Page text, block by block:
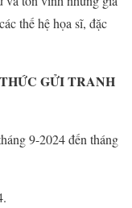
thế hệ họa sĩ, đặc
GỬI TRANH
9-2024 đến tháng